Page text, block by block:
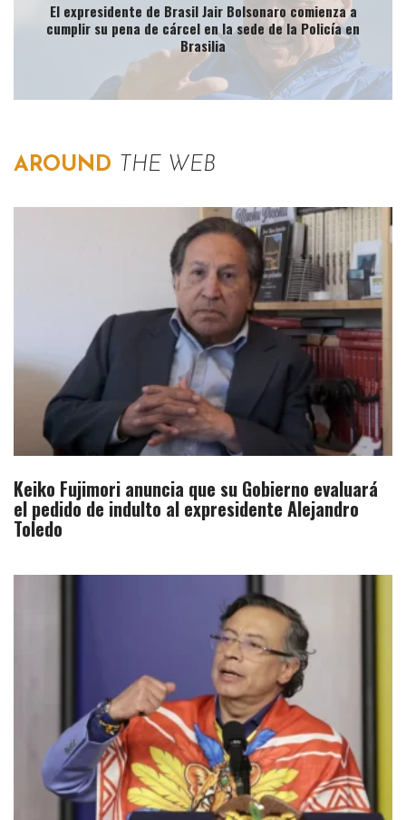
El expresidente de Brasil Jair Bolsonaro comienza a
cumplir su pena de cárcel en la sede de la Policía en
Brasilia
AROUND THE WEB
Keiko Fujimori anuncia que su Gobierno evaluará
el pedido de indulto al expresidente Alejandro
Toledo